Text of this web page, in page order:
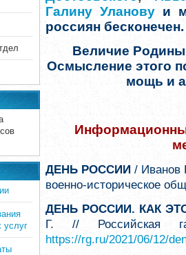
услуг
Галину Уланову и
россиян бесконечен.
Величие
Осмысление этого
мощь и
ДЕНЬ РОССИИ / Иванов
военно-историческое
ДЕНЬ РОССИИ. КАК
Г. // Российская
https://rg.ru/2021/06/12/